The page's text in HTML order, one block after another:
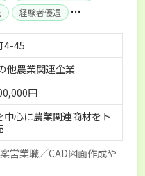
経験者優遇
備 単身寮あり
4-45
他農業関連企業
円
中心に農業関連商材をト
営業職／CAD図面作成や